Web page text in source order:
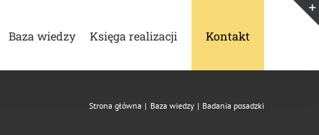
Baza wiedzy Księga realizacji Kontakt
Strona główna Baza wiedzy Badania posadzki